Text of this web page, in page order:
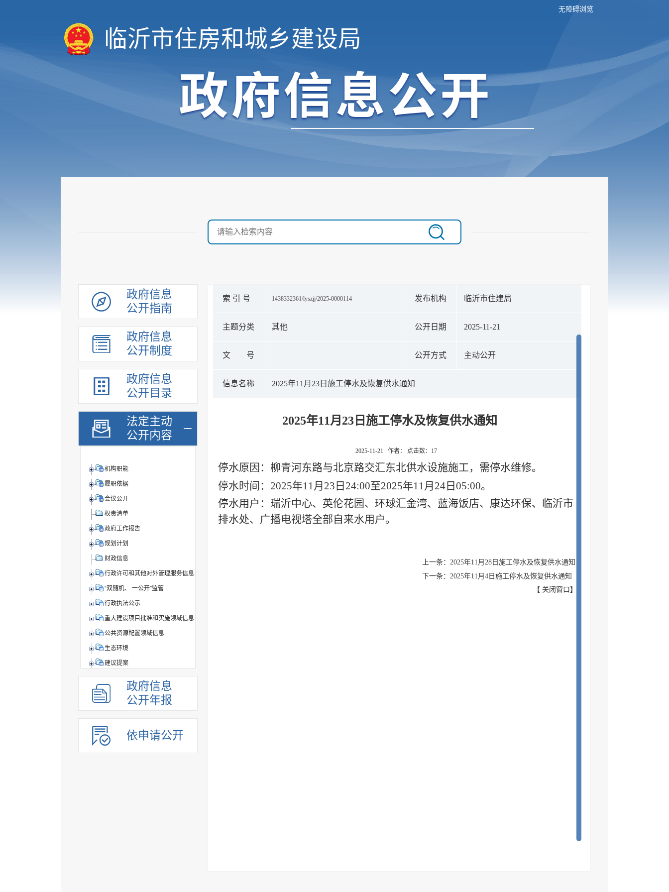
无障碍浏览
临沂市住房和城乡建设局
政府信息
公开指南
政府信息
公开制度
政府信息
公开目录
法定主动
公开内容
机构职能
履职依据
会议公开
权责清单
政府工作报告
规划计划
财政信息
行政许可和其他对外管理服务信息
“双随机、 一公开”监管
行政执法公示
重大建设项目批准和实施领域信息
公共资源配置领域信息
生态环境
建议提案
组织管理
应急管理
重点领域
法制政府建设工作年报
政府信息
公开年报
依申请公开
索 引 号 1438332361/lyszjj/2025-0000114 发布机构 临沂市住建局
主题分类 其他 公开日期 2025-11-21
文 号 公开方式 主动公开
信息名称 2025年11月23日施工停水及恢复供水通知
2025年11月23日施工停水及恢复供水通知
2025-11-21 作者： 点击数： 17
停水原因：柳青河东路与北京路交汇东北供水设施施工，需停水维修。
停水时间： 2025年11月 23 日 24:00至2025年11月 24 日 05:00。
停水用户：瑞沂中心、英伦花园、环球汇金湾、蓝海饭店、康达环保、临沂市
排水处、广播电视塔全部自来水用户。
上一条：2025年11月28日施工停水及恢复供水通知
下一条：2025年11月4日施工停水及恢复供水通知
【 关闭窗口 】